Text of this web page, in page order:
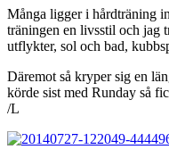
Många ligger i hårdträning
träningen en livsstil och jag
utflykter, sol och bad,
Däremot så kryper sig en
körde sist med Runday så
/L